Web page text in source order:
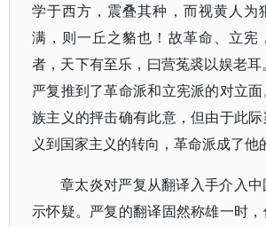
学于西方，震叠其种，而视黄人为
满，则一丘之貉也！故革命、立宪
者，天下有至乐，曰营菟裘以娱老耳
严复推到了革命派和立宪派的对立
族主义的抨击确有此意，但由于此
义到国家主义的转向，革命派成了他
章太炎对严复从翻译入手介入
示怀疑。严复的翻译固然称雄一时